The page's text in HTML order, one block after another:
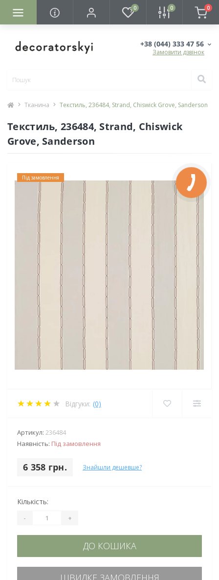
0 0 0
+38 (044) 333 47 56
Замовити дзвінок
Тканина Текстиль, 236484, Strand, Chiswick Grove, Sanderson
Текстиль, 236484, Strand, Chiswick
Grove, Sanderson
Під замовлення
Відгуки: (0)
Артикул: 236484
Наявність: Під замовлення
6 358 грн. Знайшли дешевше?
Кількість:
- +
ДО КОШИКА